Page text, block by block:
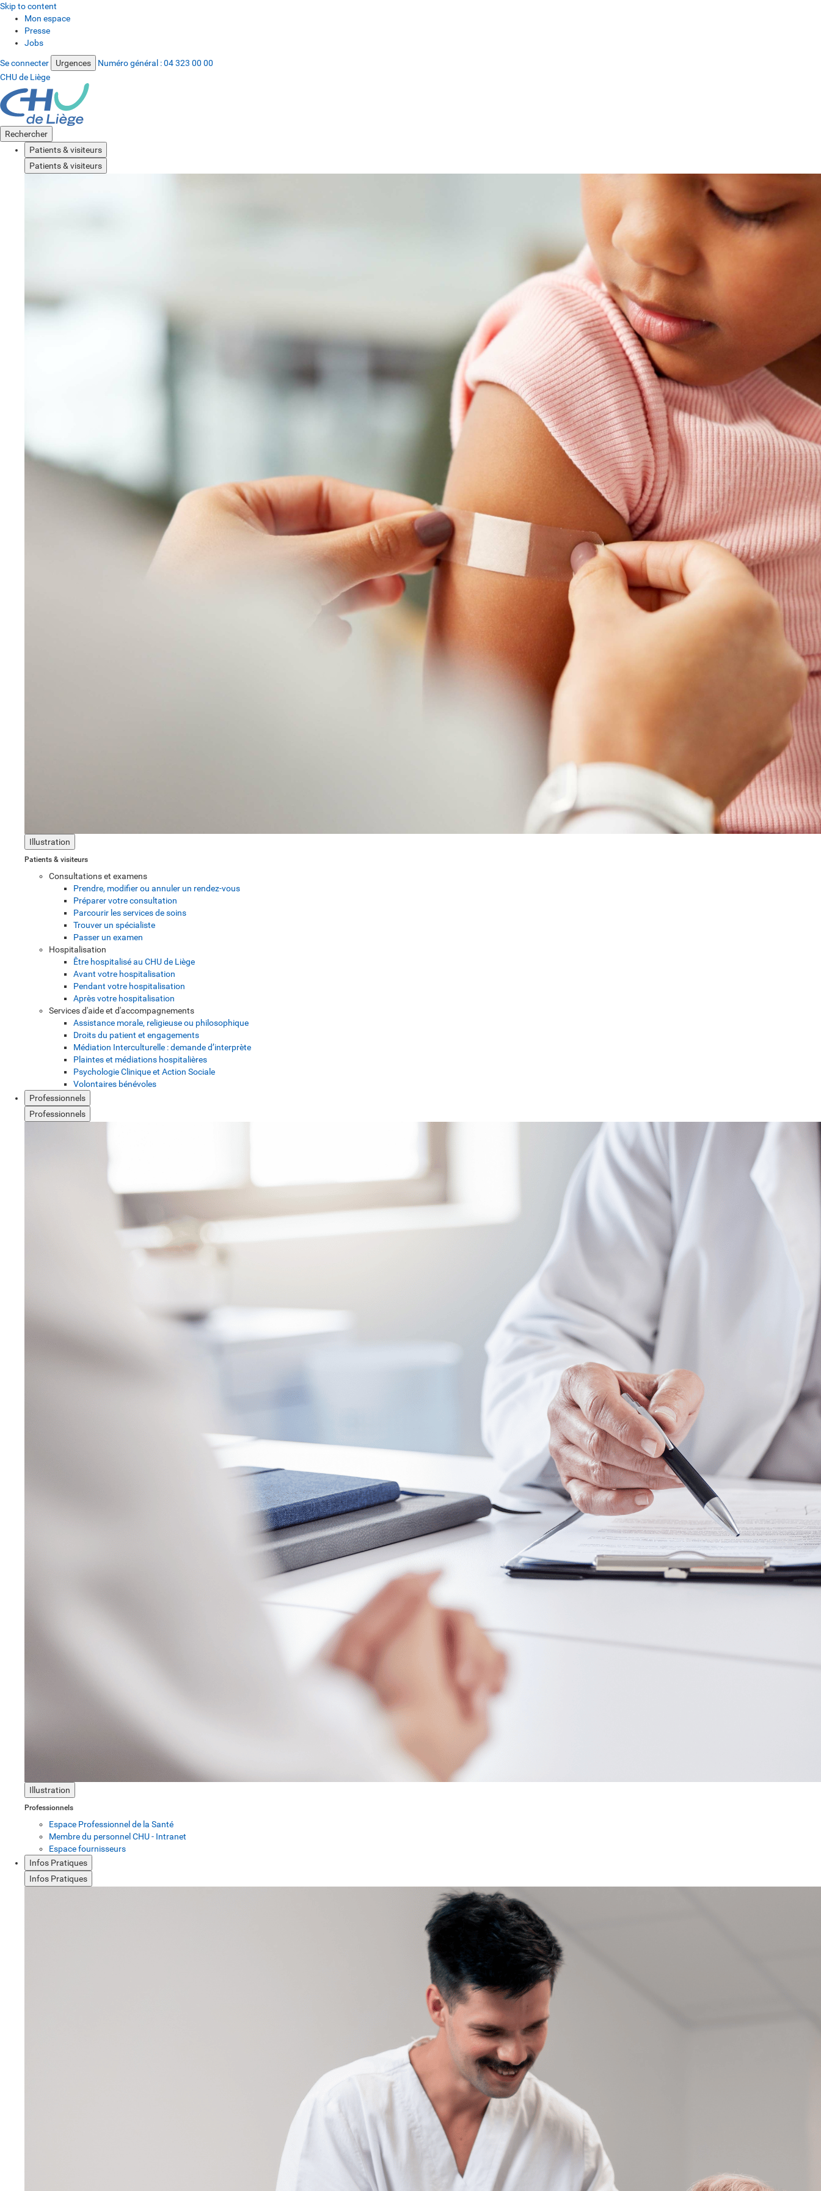
Skip to content
Mon espace
Presse
Jobs
Se connecter Urgences Numéro général :04 323 00 00
CHU de Liège
Rechercher
Patients & visiteurs
Patients & visiteurs
Illustration
Patients & visiteurs
Consultations et examens
Prendre, modifier ou annuler un rendez-vous
Préparer votre consultation
Parcourir les services de soins
Trouver un spécialiste
Passer un examen
Hospitalisation
Être hospitalisé au CHU de Liège
Avant votre hospitalisation
Pendant votre hospitalisation
Après votre hospitalisation
Services d'aide et d'accompagnements
Assistance morale, religieuse ou philosophique
Droits du patient et engagements
Médiation Interculturelle : demande d’interprète
Plaintes et médiations hospitalières
Psychologie Clinique et Action Sociale
Volontaires bénévoles
Professionnels
Professionnels
Illustration
Professionnels
Espace Professionnel de la Santé
Membre du personnel CHU - Intranet
Espace fournisseurs
Infos Pratiques
Infos Pratiques